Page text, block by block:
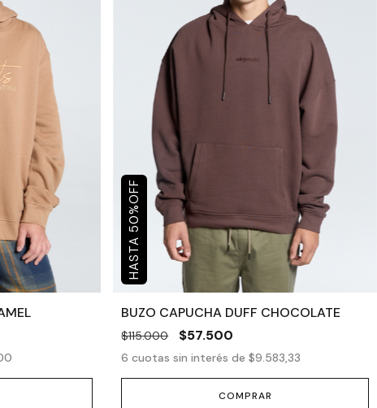
50
%
OFF
BUZO CAPUCHA DUFF CHOCOLATE
$115.000 $57.500
6 cuotas sin interés de$9.583,33
COMPRAR